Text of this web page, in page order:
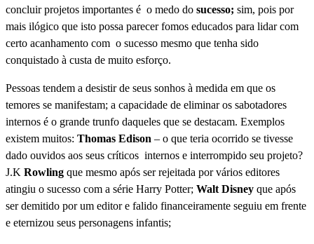
concluir projetos importantes é o medo do sucesso; sim, pois por
mais ilógico que isto possa parecer fomos educados para lidar com
certo acanhamento com o sucesso mesmo que tenha sido
conquistado à custa de muito esforço.
Pessoas tendem a desistir de seus sonhos à medida em que os
temores se manifestam; a capacidade de eliminar os sabotadores
internos é o grande trunfo daqueles que se destacam. Exemplos
existem muitos: Thomas Edison – o que teria ocorrido se tivesse
dado ouvidos aos seus críticos internos e interrompido seu projeto?
J.K Rowling que mesmo após ser rejeitada por vários editores
atingiu o sucesso com a série Harry Potter; Walt Disney que após
ser demitido por um editor e falido financeiramente seguiu em frente
e eternizou seus personagens infantis;